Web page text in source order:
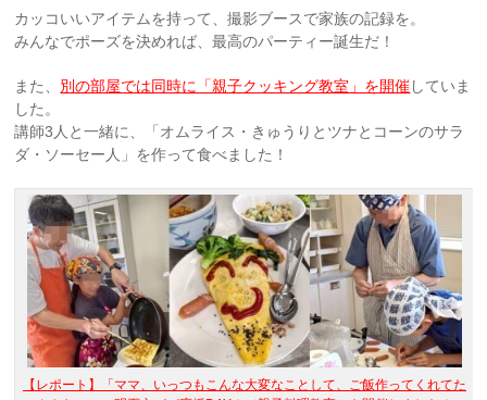
カッコいいアイテムを持って、撮影ブースで家族の記録を。
みんなでポーズを決めれば、最高のパーティー誕生だ！
また、 別の部屋では同時に「親子クッキング教室」を開催していま
した。
講師3人と一緒に、「オムライス・きゅうりとツナとコーンのサラ
ダ・ソーセー人」を作って食べました！
【レポート】「ママ、いっつもこんな大変なことして、ご飯作ってくれてた